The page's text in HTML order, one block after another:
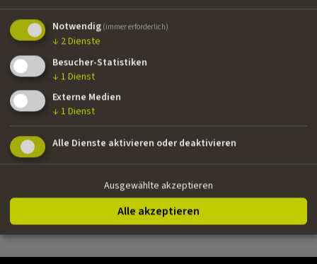
Produktionsdetails
Regie: Nancy Camaldo
Drehbuch: Nancy Camaldo
Genre: Mystery-Horror
Produktionsfirma: Elfenholz Film GmbH
Funding type: Produktion
Fördersumme: 450.000,00 €
zurück
Notwendig (immer erforderlich)
↓ 2Dienste
Besucher-Statistiken
↓ 1 Dienst
Externe Medien
↓ 1 Dienst
Alle Dienste aktivieren oder deaktivieren
Ausgewählte akzeptieren
Alle akzeptieren